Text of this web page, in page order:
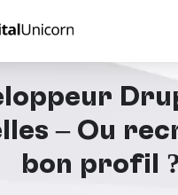
– Où
bon profil ?